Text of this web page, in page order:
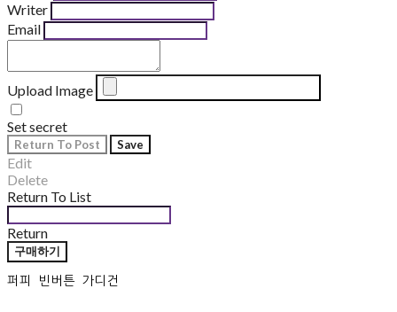
Writer
Email
Upload Image
Set secret
Return To Post Save
Edit
Delete
Return To List
Return
구매하기
퍼피 빈버튼 가디건